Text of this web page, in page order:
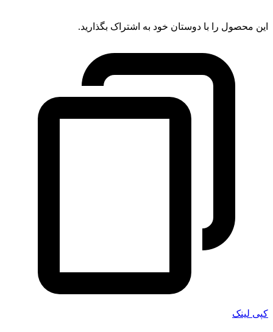
این محصول را با دوستان خود به اشتراک بگذارید.
کپی لینک